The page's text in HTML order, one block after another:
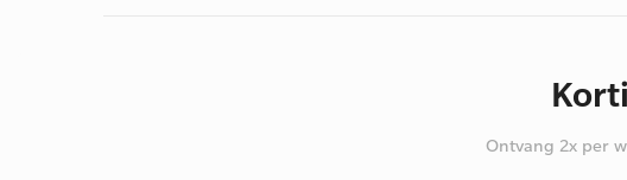
Ontvang 2x per